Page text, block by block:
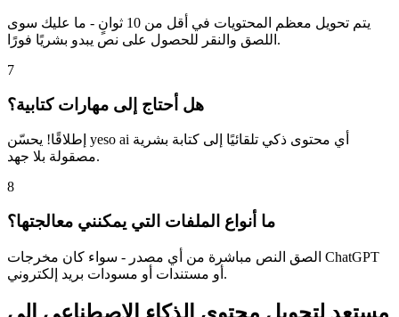
يتم تحويل معظم المحتويات في أقل من 10 ثوانٍ - ما عليك سوى
اللصق والنقر للحصول على نص يبدو بشريًا فورًا.
7
هل أحتاج إلى مهارات كتابية؟
إطلاقًا! يحسّن yeso ai أي محتوى ذكي تلقائيًا إلى كتابة بشرية
مصقولة بلا جهد.
8
ما أنواع الملفات التي يمكنني معالجتها؟
الصق النص مباشرة من أي مصدر - سواء كان مخرجات ChatGPT
أو مستندات أو مسودات بريد إلكتروني.
مستعد لتحويل محتوى الذكاء الاصطناعي إلى